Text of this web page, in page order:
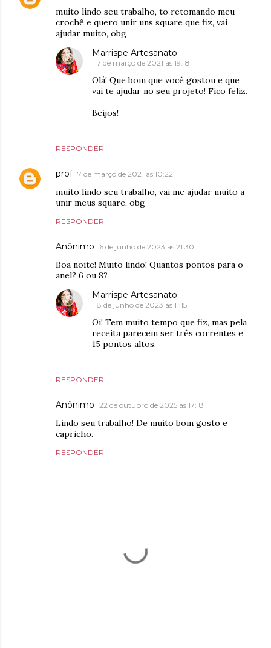
muito lindo seu trabalho, to retomando meu
crochê e quero unir uns square que fiz, vai
ajudar muito, obg
RESPONDER
Marrispe Artesanato
7 de março de 2021 às 19:18
Olá! Que bom que você gostou e que
vai te ajudar no seu projeto! Fico feliz.
Beijos!
prof 7 de março de 2021 às 10:22
muito lindo seu trabalho, vai me ajudar muito a
unir meus square, obg
RESPONDER
Anônimo 6 de junho de 2023 às 21:30
Boa noite! Muito lindo! Quantos pontos para o
anel? 6 ou 8?
RESPONDER
Marrispe Artesanato
8 de junho de 2023 às 11:15
Oi! Tem muito tempo que fiz, mas pela
receita parecem ser três correntes e
15 pontos altos.
Anônimo 22 de outubro de 2025 às 17:18
Lindo seu trabalho! De muito bom gosto e
capricho.
RESPONDER